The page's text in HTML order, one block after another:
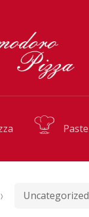
Paste
Uncategorized